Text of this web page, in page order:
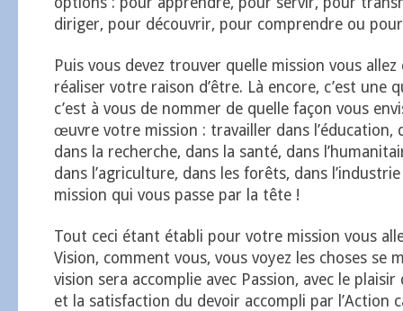
diriger, pour découvrir, pour comprendre ou
Puis vous devez trouver quelle mission vous
réaliser votre raison d’être. Là encore, c’est une
c’est à vous de nommer de quelle façon vous
œuvre votre mission : travailler dans l’éducation,
dans la recherche, dans la santé, dans
dans l’agriculture, dans les forêts, dans
mission qui vous passe par la tête !
Tout ceci étant établi pour votre mission vous
Vision, comment vous, vous voyez les choses se
vision sera accomplie avec Passion, avec le
et la satisfaction du devoir accompli par l’Action